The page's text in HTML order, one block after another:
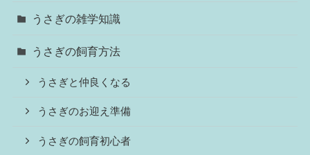
うさぎの雑学知識
うさぎの飼育方法
うさぎと仲良くなる
うさぎのお迎え準備
うさぎの飼育初心者